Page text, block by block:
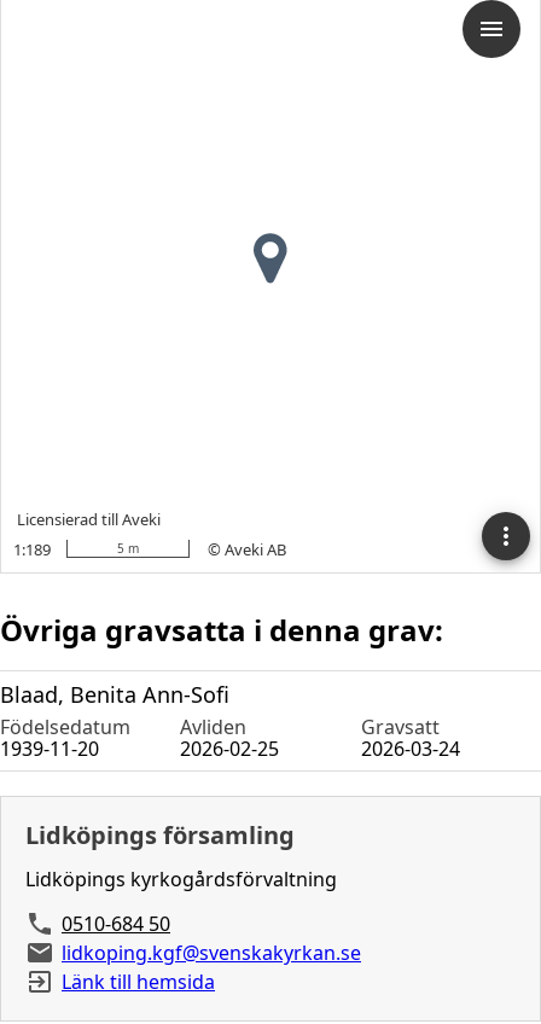
Övriga gravsatta i denna grav:
Blaad, Benita Ann-Sofi
Födelsedatum Avliden
Gravsatt
1939-11-20
2026-02-25 2026-03-24
Lidköpings församling
Lidköpings kyrkogårdsförvaltning
0510-684 50
lidkoping.kgf@svenskakyrkan.se
Länk till hemsida